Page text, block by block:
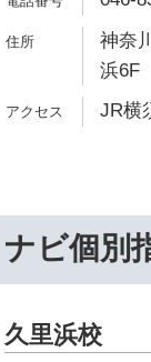
神奈
浜6F
JR横
ナビ個別
久里浜校